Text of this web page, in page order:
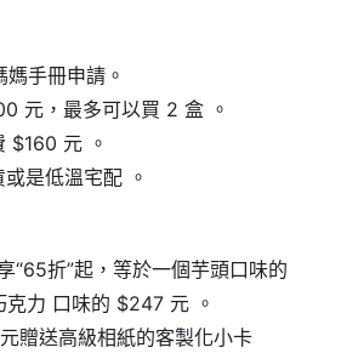
手冊申請。
元，最多可以買 2 盒 。
$160 元 。
是低溫宅配 。
“65折”起，等於一個芋頭口味的
力 口味的 $247 元 。
贈送高級相紙的客製化小卡